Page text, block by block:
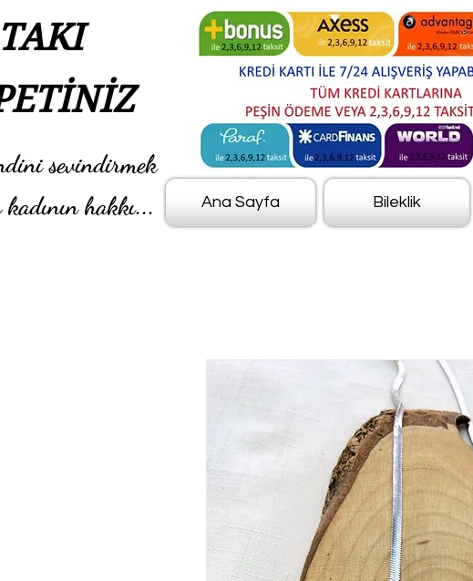
sevindirmek
hakkı...
Ana Sayfa Bileklik